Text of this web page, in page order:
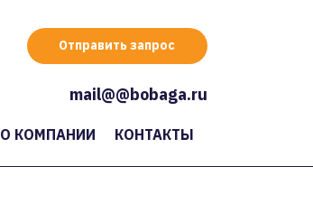
Отправить запрос
mail@@bobaga.ru
О КОМПАНИИ КОНТАКТЫ